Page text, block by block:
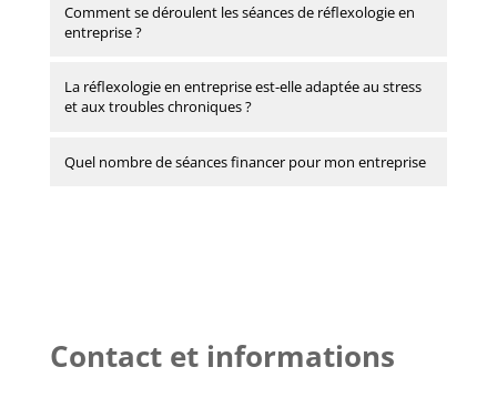
Comment se déroulent les séances de réflexologie en
entreprise ?
La réflexologie en entreprise est-elle adaptée au stress
et aux troubles chroniques ?
Quel nombre de séances financer pour mon entreprise
Contact et informations